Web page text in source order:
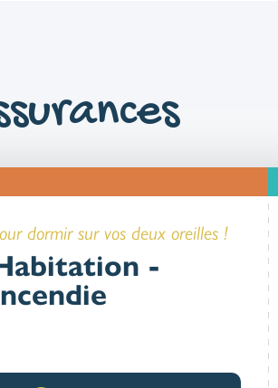
dormir sur vos deux oreilles !
-